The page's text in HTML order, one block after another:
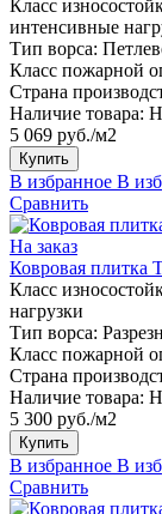
Класс
интенсивные
Тип ворса:
Класс пожарной
Страна
Наличие товара:
5 069 руб./м2
Купить
В избранное В
Сравнить
На заказ
Ковровая плитка
Класс
нагрузки
Тип ворса:
Класс пожарной
Страна
Наличие товара:
5 300 руб./м2
Купить
В избранное В
Сравнить